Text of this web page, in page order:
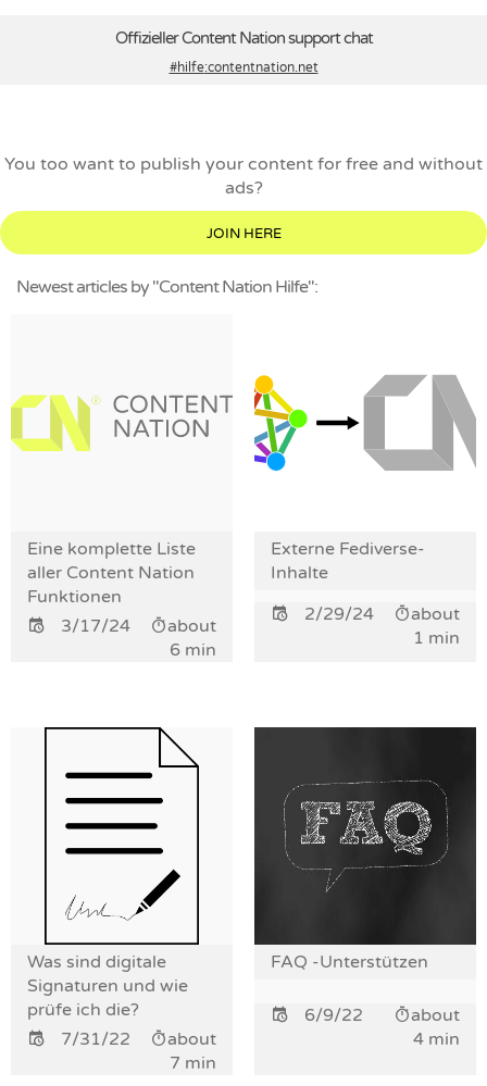
Newest articles by "Content Nation Hilfe":
Eine komplette Liste
aller Content Nation
Funktionen
3/17/24
about
6 min
Externe Fediverse-
Inhalte
2/29/24
about
1 min
Was sind digitale
Signaturen und wie
prüfe ich die?
7/31/22
about
7 min
FAQ -Unterstützen
6/9/22
about
4 min
Offizieller Content Nation support chat
#hilfe:contentnation.net
You too want to publish your content for free and without
ads?
JOIN HERE